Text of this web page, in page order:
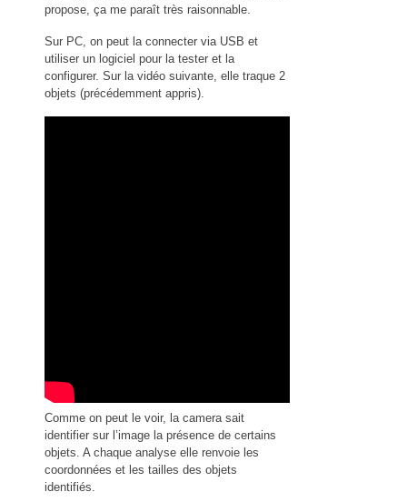
propose, ça me paraît très raisonnable.
Sur PC, on peut la connecter via USB et
utiliser un logiciel pour la tester et la
configurer. Sur la vidéo suivante, elle traque 2
objets (précédemment appris).
Comme on peut le voir, la camera sait
identifier sur l’image la présence de certains
objets. A chaque analyse elle renvoie les
coordonnées et les tailles des objets
identifiés.